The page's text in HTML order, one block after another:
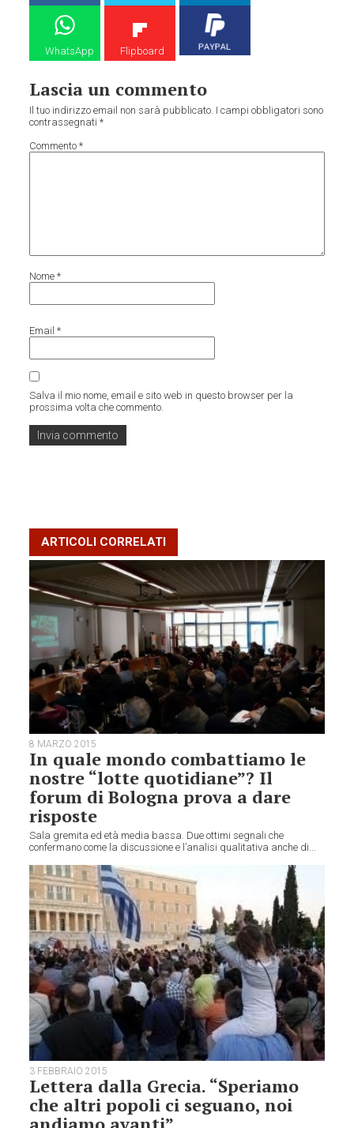
WhatsApp Flipboard
Lascia un commento
Il tuo indirizzo email non sarà pubblicato. I campi obbligatori sono
contrassegnati*
Commento*
Nome*
Email*
Salva il mio nome, email e sito web in questo browser per la
prossima volta che commento.
ARTICOLI CORRELATI
8 MARZO 2015
In quale mondo combattiamo le
nostre “lotte quotidiane”? Il
forum di Bologna prova a dare
risposte
Sala gremita ed età media bassa. Due ottimi segnali che
confermano come la discussione e l’analisi qualitativa anche di...
3 FEBBRAIO 2015
Lettera dalla Grecia. “Speriamo
che altri popoli ci seguano, noi